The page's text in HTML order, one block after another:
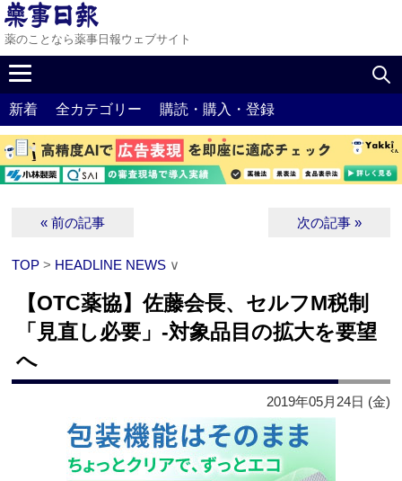
薬のことなら薬事日報ウェブサイト
新着 全カテゴリー 購読・購入・登録
« 前の記事 次の記事 »
TOP > HEADLINE NEWS ∨
【OTC薬協】佐藤会長、セルフM税制
「見直し必要」‐対象品目の拡大を要望
へ
2019年05月24日 (金)